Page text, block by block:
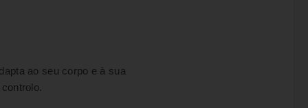
ao seu corpo e à sua